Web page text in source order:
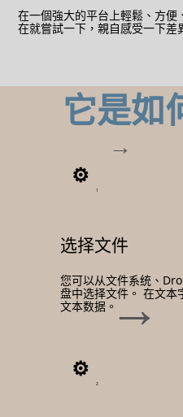
在一個強大的平台上輕鬆、方便
在就嘗試一下，親自感受一下差
它是如
1
选择文件
您可以从文件系统、
盘中选择文件。 在文本
文本数据。
2